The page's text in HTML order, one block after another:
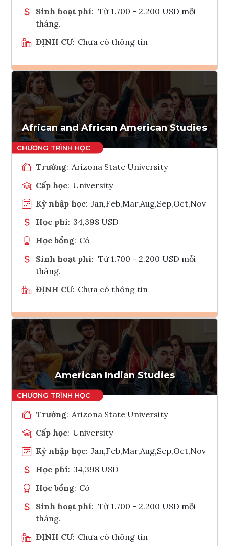
Sinh hoạt phí: Từ 1.700 - 2.200 USD mỗi
tháng.
ĐỊNH CƯ: Chưa có thông tin
Ghi danh
Tham vấn Interlink
African and African American Studies
Trường: Arizona State University
Cấp học: University
Kỳ nhập học: Jan,Feb,Mar,Aug,Sep,Oct,Nov
Học phí: 34,398 USD
Học bổng: Có
Sinh hoạt phí: Từ 1.700 - 2.200 USD mỗi
tháng.
ĐỊNH CƯ: Chưa có thông tin
Ghi danh
Tham vấn Interlink
American Indian Studies
Trường: Arizona State University
Cấp học: University
Kỳ nhập học: Jan,Feb,Mar,Aug,Sep,Oct,Nov
Học phí: 34,398 USD
Học bổng: Có
Sinh hoạt phí: Từ 1.700 - 2.200 USD mỗi
tháng.
ĐỊNH CƯ: Chưa có thông tin